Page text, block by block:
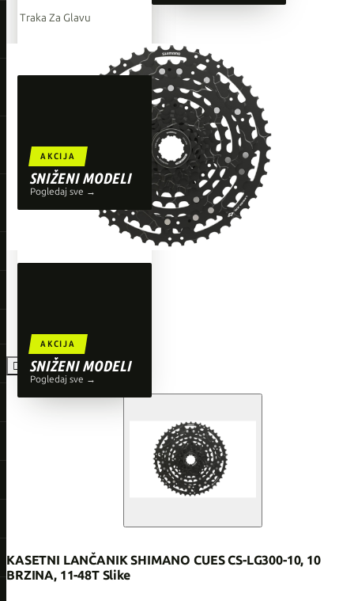
Wahoo
AKCIJA
SNIŽENI MODELI
Pogledaj sve →
Traka Za Glavu
Liv
Shimano
Wahoo
AKCIJA
SNIŽENI MODELI
Pogledaj sve →

KASETNI LANČANIK SHIMANO CUES CS-LG300-10, 10
BRZINA, 11-48T Slike